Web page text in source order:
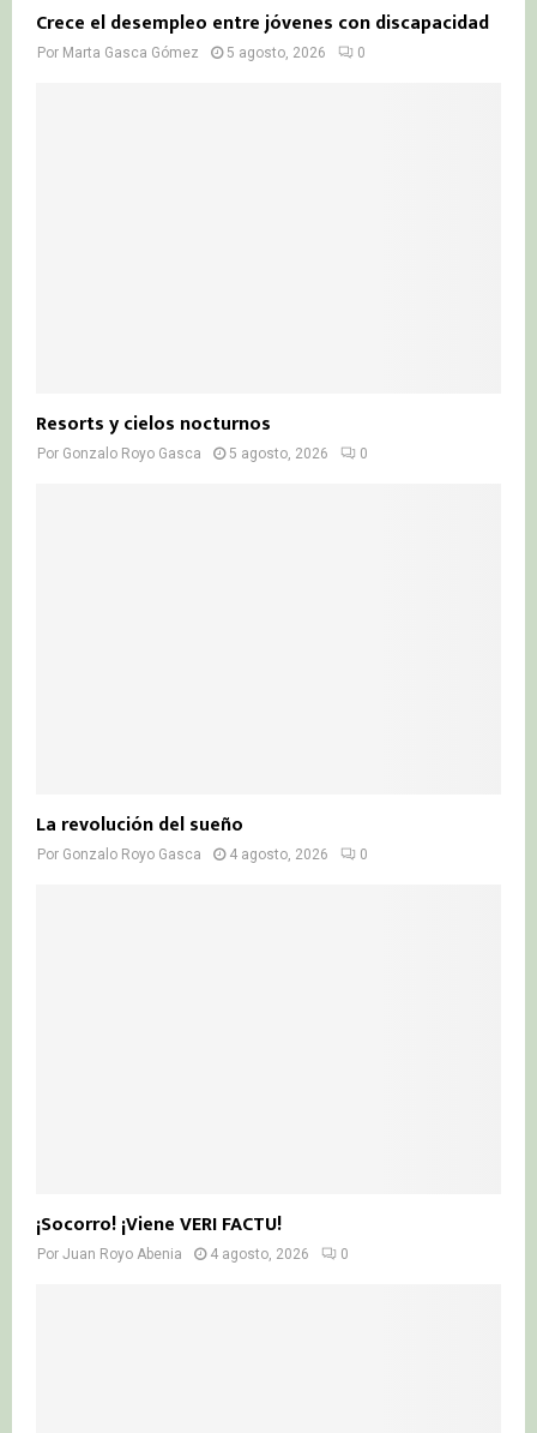
Crece el desempleo entre jóvenes con discapacidad
Por Marta Gasca Gómez 5 agosto, 2026 0
Resorts y cielos nocturnos
Por Gonzalo Royo Gasca 5 agosto, 2026 0
La revolución del sueño
Por Gonzalo Royo Gasca 4 agosto, 2026 0
¡Socorro! ¡Viene VERI FACTU!
Por Juan Royo Abenia 4 agosto, 2026 0